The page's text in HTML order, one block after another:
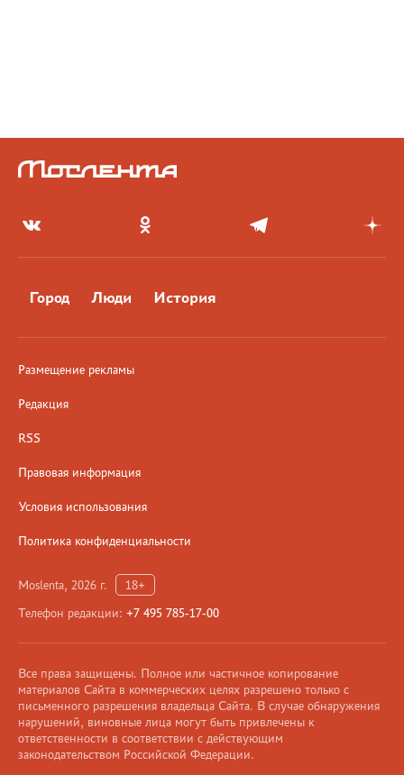
Город Люди История
Размещение рекламы
Редакция
RSS
Правовая информация
Условия использования
Политика конфиденциальности
Moslenta, 2026 г.
18+
Телефон редакции: +7 495 785-17-00
Все права защищены. Полное или частичное копирование
материалов Сайта в коммерческих целях разрешено только с
письменного разрешения владельца Сайта. В случае обнаружения
нарушений, виновные лица могут быть привлечены к
ответственности в соответствии с действующим
законодательством Российской Федерации.